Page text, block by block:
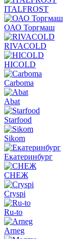
ITALFROST
ОАО Торгмаш
RIVACOLD
HICOLD
Carboma
Abat
Starfood
Sikom
Екатеринбург
СНЕЖ
Cryspi
Ru-to
Arneg